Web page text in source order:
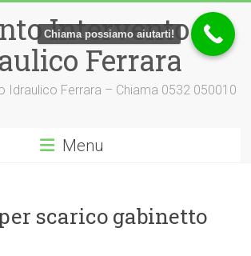
Intervento
Ferrara
Idraulico Ferrara – Chiama 0532 050010
Menu
scarico gabinetto
Chiama possiamo aiutarti!